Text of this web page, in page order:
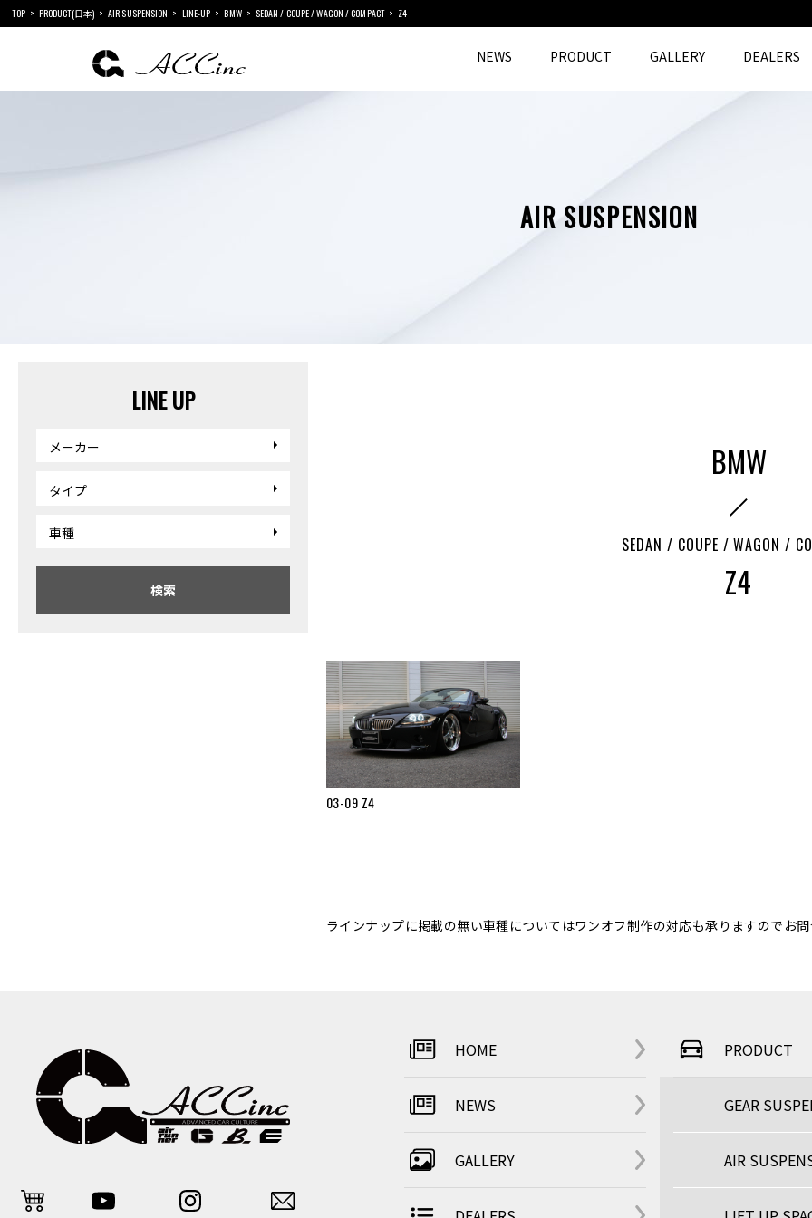
TOP PRODUCT(日本) AIR SUSPENSION LINE-UP BMW SEDAN / COUPE / WAGON / COMPACT Z4
NEWS PRODUCT GALLERY DEALERS
AIR SUSPENSION
BMW
SEDAN / COUPE / WAGON /
Z4
03-09 Z4
LINE UP
メーカー
タイプ
車種
検索
ラインナップに掲載の無い車種についてはワンオフ制作の対応も承りますのでお問
HOME
NEWS
GALLERY
PRODUCT
GEAR
AIR